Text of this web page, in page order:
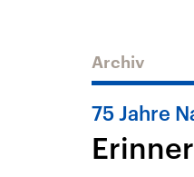
Landtagswahl Sachsen-
Archiv
75 Jahre